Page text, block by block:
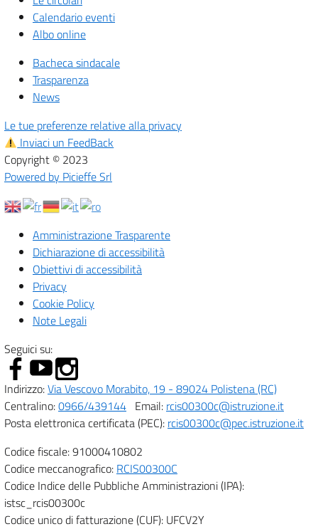
Calendario eventi
Albo online
Bacheca sindacale
Trasparenza
News
Le tue preferenze relative alla privacy
Inviaci un FeedBack
Copyright © 2023
Powered by Picieffe Srl
Amministrazione Trasparente
Dichiarazione di accessibilità
Obiettivi di accessibilità
Privacy
Cookie Policy
Note Legali
Seguici su:
Indirizzo:Via Vescovo Morabito, 19 - 89024 Polistena (RC)
Centralino:0966/439144 Email: rcis00300c@istruzione.it
Posta elettronica certificata (PEC): rcis00300c@pec.istruzione.it
Codice fiscale: 91000410802
Codice meccanografico: RCIS00300C
Codice Indice delle Pubbliche Amministrazioni (IPA):
istsc_rcis00300c
Codice unico di fatturazione (CUF): UFCV2Y